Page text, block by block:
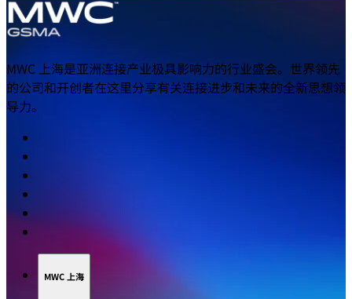
MWC 上海是亚洲连接产业极具影响力的行业盛会。世界领先
的公司和开创者在这里分享有关连接进步和未来的全新思想领
导力。
MWC 上海